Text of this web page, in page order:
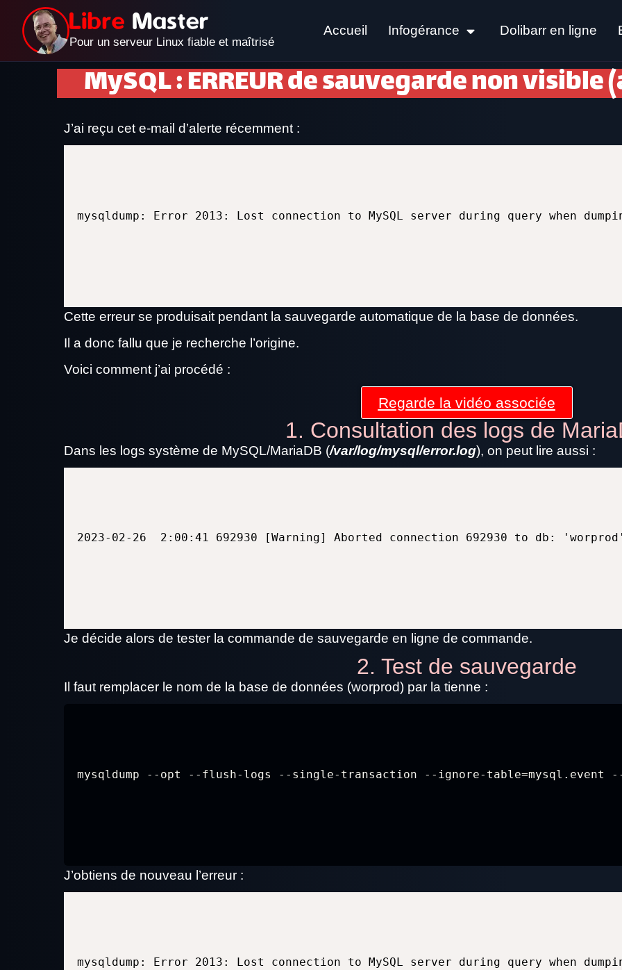
Pour un serveur Linux fiable et maîtrisé
Accueil Infogérance Dolibarr en ligne
MySQL : ERREUR de sauvegarde non
J’ai reçu cet e-mail d’alerte récemment :
mysqldump: Error 2013: Lost connection to MySQL server during query when
Cette erreur se produisait pendant la sauvegarde automatique de la base de données.
Il a donc fallu que je recherche l’origine.
Voici comment j’ai procédé :
Regarde la vidéo associée
1. Consultation des logs de
Dans les logs système de MySQL/MariaDB (/var/log/mysql/error.log), on peut lire aussi :
2023-02-26  2:00:41 692930 [Warning] Aborted connection 692930 to db:
Je décide alors de tester la commande de sauvegarde en ligne de commande.
2. Test de sauvegarde
Il faut remplacer le nom de la base de données (worprod) par la tienne :
mysqldump --opt --flush-logs --single-transaction --ignore-
J’obtiens de nouveau l’erreur :
mysqldump: Error 2013: Lost connection to MySQL server during query when